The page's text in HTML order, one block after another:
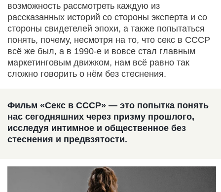
возможность рассмотреть каждую из
рассказанных историй со стороны эксперта и со
стороны свидетелей эпохи, а также попытаться
понять, почему, несмотря на то, что секс в СССР
всё же был, а в 1990-е и вовсе стал главным
маркетинговым движком, нам всё равно так
сложно говорить о нём без стеснения.
Фильм «Секс в СССР» — это попытка понять
нас сегодняшних через призму прошлого,
исследуя интимное и общественное без
стеснения и предвзятости.